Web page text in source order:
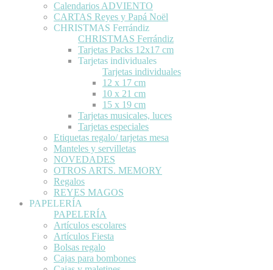
Calendarios ADVIENTO
CARTAS Reyes y Papá Noël
CHRISTMAS Ferrándiz
CHRISTMAS Ferrándiz
Tarjetas Packs 12x17 cm
Tarjetas individuales
Tarjetas individuales
12 x 17 cm
10 x 21 cm
15 x 19 cm
Tarjetas musicales, luces
Tarjetas especiales
Etiquetas regalo/ tarjetas mesa
Manteles y servilletas
NOVEDADES
OTROS ARTS. MEMORY
Regalos
REYES MAGOS
PAPELERÍA
PAPELERÍA
Artículos escolares
Artículos Fiesta
Bolsas regalo
Cajas para bombones